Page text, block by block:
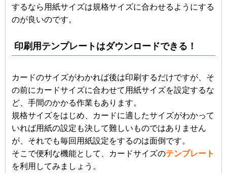
するなら用紙サイズは規格サイズに合わせるようにする
のが良いのです。
印刷用テンプレートはダウンロードできる！
カードのサイズがわかれば後は印刷するだけですが、そ
の前にカードサイズに合わせて用紙サイズを設定するな
ど、手間のかかる作業もあります。
規格サイズをはじめ、カードに適したサイズがわかって
いれば用紙の設定も決して難しいものではありません
が、それでも毎回用紙設定をするのは面倒です。
そこで便利な機能として、カードサイズのテンプレート
を利用してみましょう。